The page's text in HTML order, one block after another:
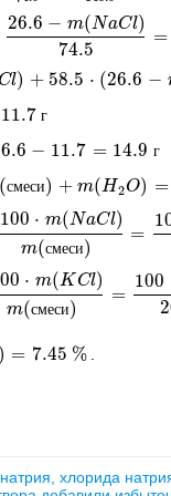
= 7.45 %
%
26.6 − m(NaCl)
74.5
=
-m(NaCl)74.5=0.4
l) + 58.5 ⋅ (26.6 −
⋅(26.6-m ( NaCl))=
11.7 г
− 11.7 = 14.9 г
= 14.9г
(смеси) + m(H2O) =
)+m H2 O)=26.6+
100 ⋅ m(NaCl)
m(смеси)
=
m(NaCl)m(смеси)= 100⋅
⋅ m(KCl)
m(смеси)
=
100
KCl)m(смеси)= 100⋅14.9
хлорида